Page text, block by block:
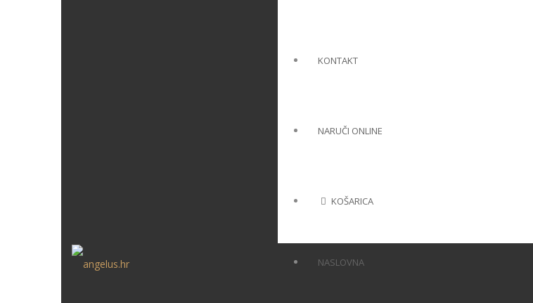
KONTAKT
NARUČI ONLINE
KOŠARICA
NASLOVNA